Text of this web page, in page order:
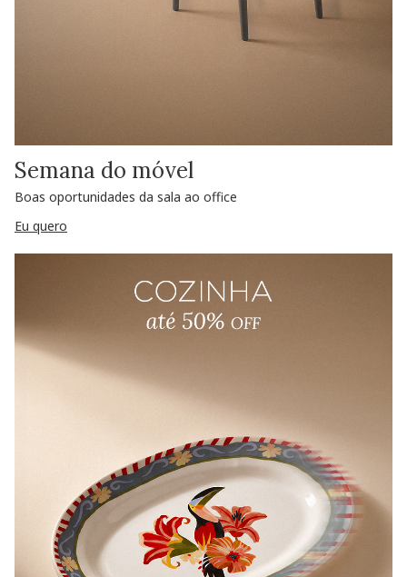
Semana do móvel
Boas oportunidades da sala ao office
Eu quero